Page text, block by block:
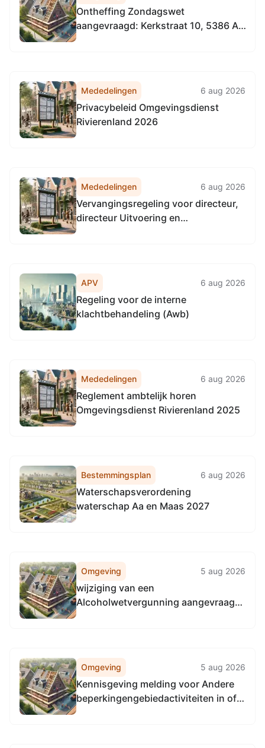
Ontheffing Zondagswet
aangevraagd: Kerkstraat 10, 5386 AC
Mededelingen 6 aug 2026
Privacybeleid Omgevingsdienst
Rivierenland 2026
Mededelingen 6 aug 2026
Vervangingsregeling voor directeur,
directeur Uitvoering en
APV 6 aug 2026
Regeling voor de interne
klachtbehandeling (Awb)
Mededelingen 6 aug 2026
Reglement ambtelijk horen
Omgevingsdienst Rivierenland 2025
Bestemmingsplan 6 aug 2026
Waterschapsverordening
waterschap Aa en Maas 2027
Omgeving 5 aug 2026
wijziging van een
Alcoholwetvergunning aangevraagd:
Omgeving 5 aug 2026
Kennisgeving melding voor Andere
beperkingengebiedactiviteiten in of